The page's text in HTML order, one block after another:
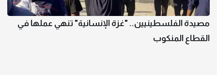
مصيدة الفلسطينيين.. "غزة الإنسانية" تنهي عملها في
القطاع المنكوب